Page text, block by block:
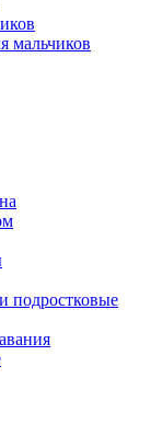
мальчиков
подростковые